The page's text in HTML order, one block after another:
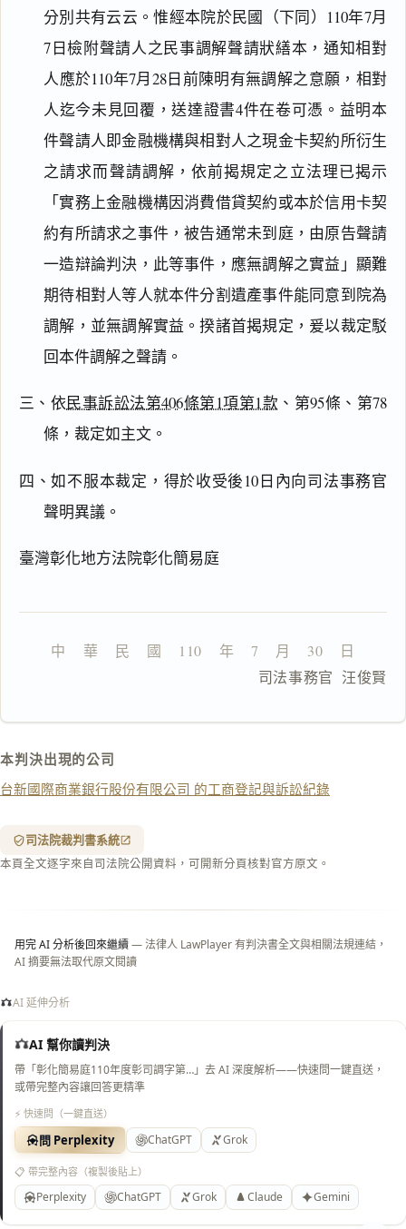
分別共有云云。惟經本院於民國（下同）110年7月
7日檢附聲請人之民事調解聲請狀繕本，通知相對
人應於110年7月28日前陳明有無調解之意願，相對
人迄今未見回覆，送達證書4件在卷可憑。益明本
件聲請人即金融機構與相對人之現金卡契約所衍生
之請求而聲請調解，依前揭規定之立法理已揭示
「實務上金融機構因消費借貸契約或本於信用卡契
約有所請求之事件，被告通常未到庭，由原告聲請
一造辯論判決，此等事件，應無調解之實益」顯難
期待相對人等人就本件分割遺產事件能同意到院為
調解，並無調解實益。揆諸首揭規定，爰以裁定駁
回本件調解之聲請。
三、依民事訴訟法第406條第1項第1款 、第95條、第78
條，裁定如主文。
四、如不服本裁定，得於收受後10日內向司法事務官
聲明異議。
臺灣彰化地方法院彰化簡易庭
中    華    民    國    110    年    7    月    30    日
                      司法事務官  汪俊賢
本判決出現的公司
台新國際商業銀行股份有限公司 的工商登記與訴訟紀錄
司法院裁判書系統
本頁全文逐字來自司法院公開資料，可開新分頁核對官方原文。
用完 AI 分析後回來繼續— 法律人 LawPlayer 有判決書全文與相關法規連結，
AI 摘要無法取代原文閱讀
AI 延伸分析
AI 幫你讀判決
帶「彰化簡易庭110年度彰司調字第…」去 AI 深度解析——快速問一鍵直送，
或帶完整內容讓回答更精準
⚡ 快速問（一鍵直送）
問 Perplexity ChatGPT Grok
📋 帶完整內容（複製後貼上）
Perplexity ChatGPT Grok Claude Gemini
閱讀 研究
搜尋本
理
全